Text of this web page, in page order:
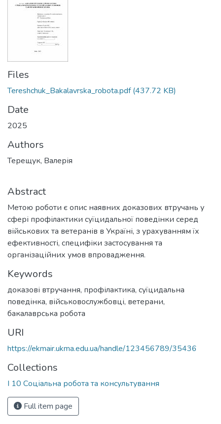
Files
Tereshchuk_Bakalavrska_robota.pdf(437.72 KB)
Date
2025
Authors
Терещук, Валерія
Abstract
Метою роботи є опис наявних доказових втручань у
сфері профілактики суїцидальної поведінки серед
військових та ветеранів в Україні, з урахуванням їх
ефективності, специфіки застосування та
організаційних умов впровадження.
Keywords
доказові втручання, профілактика, суїцидальна
поведінка, військовослужбовці, ветерани,
бакалаврська робота
URI
https://ekmair.ukma.edu.ua/handle/123456789/35436
Collections
І 10 Соціальна робота та консультування
Full item page